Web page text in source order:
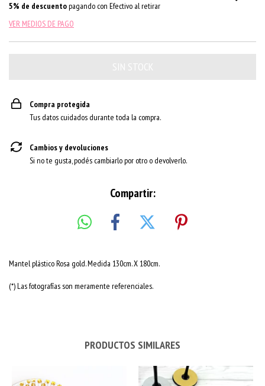
5% de descuentopagando con Efectivo al retirar
VER MEDIOS DE PAGO
Compra protegida
Tus datos cuidados durante toda la compra.
Cambios y devoluciones
Si no te gusta, podés cambiarlo por otro o devolverlo.
Compartir:
Mantel plástico Rosa gold. Medida 130cm. X 180cm.
(*) Las fotografías son meramente referenciales.
PRODUCTOS SIMILARES